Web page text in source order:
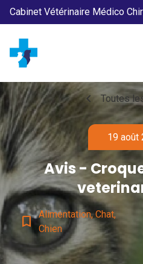
Cabinet Vétérinaire Médico
chevron_left Toutes
19 août
Avis -
bookmark_border Alimentation, Chat,
Chien